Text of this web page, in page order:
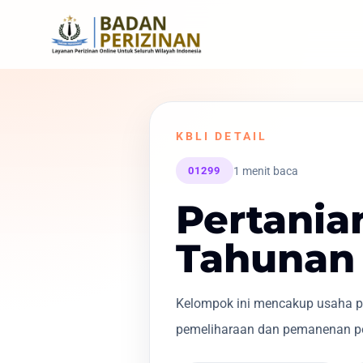
KBLI DETAIL
01299 1 menit baca
Kelompok ini mencakup usaha
pemeliharaan dan pemanenan